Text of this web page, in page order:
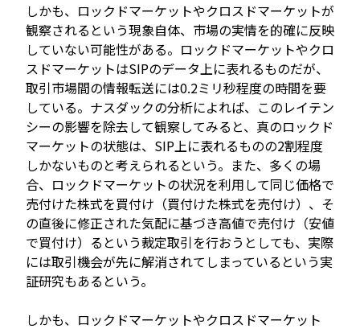
しかも、ロックドマーケットやクロスドマーケットが
観察されるという現象自体、市場の実情を的確に反映
していない可能性がある。ロックドマーケットやクロ
スドマーケットはSIPのデータ上に表れるものだが、
取引市場間の情報転送には0.2ミリ秒程度の時間を要
している。ナスダックの分析によれば、このレイテン
シーの影響を除去して観察してみると、真のロックド
マーケットの状態は、SIP上に表れるものの2割程度
しかないものと考えられるという。また、多くの場
合、ロックドマーケットの状況を利用して同じ価格で
売付けた株式を買付け（買付けた株式を売付け）、そ
の直後に修正された気配に基づき高値で売付け（安値
で買付け）るという裁定取引を行おうとしても、実際
には取引機会が先に解消されてしまっているという実
証研究もあるという。
しかも、ロックドマーケットやクロスドマーケット